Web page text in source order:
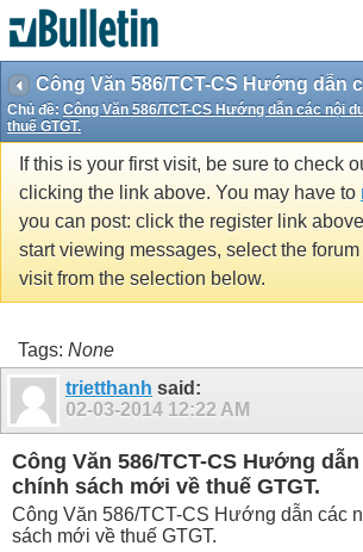
Chủ đề: Công Văn 586/TCT-CS Hướng dẫn các nội
thuế GTGT.
If this is your first visit, be sure to check
clicking the link above. You may have to
you can post: click the register link
start viewing messages, select the
visit from the selection below.
Tags: None
trietthanh said:
02-03-2014 12:22 AM
Công Văn 586/TCT-CS Hướng
chính sách mới về thuế GTGT.
Công Văn 586/TCT-CS Hướng dẫn các
sách mới về thuế GTGT.